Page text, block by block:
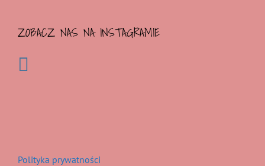
ZOBACZ NAS NA INSTAGRAMIE
Polityka prywatności